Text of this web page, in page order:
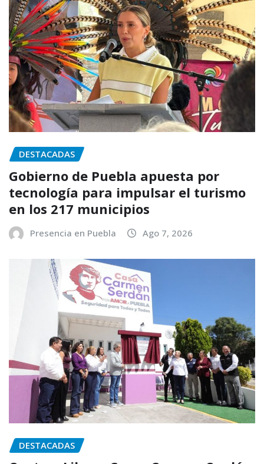
DESTACADAS
Gobierno de Puebla apuesta por
tecnología para impulsar el turismo
en los 217 municipios
Presencia en Puebla Ago 7, 2026
DESTACADAS